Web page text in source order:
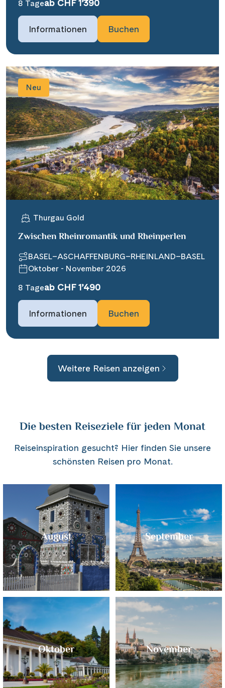
8 Tageab CHF 1’390
Informationen Buchen
Neu
Thurgau Gold
Zwischen Rheinromantik und Rheinperlen
BASEL–ASCHAFFENBURG–RHEINLAND–BASEL
Oktober - November 2026
8 Tageab CHF 1’490
Informationen Buchen
Weitere Reisen anzeigen
Die besten Reiseziele für jeden Monat
Reiseinspiration gesucht? Hier finden Sie unsere
schönsten Reisen pro Monat.
August September
Oktober November